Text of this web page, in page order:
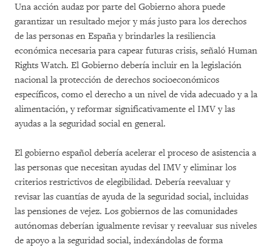
Una acción audaz por parte del Gobierno ahora puede
garantizar un resultado mejor y más justo para los derechos
de las personas en España y brindarles la resiliencia
económica necesaria para capear futuras crisis, señaló Human
Rights Watch. El Gobierno debería incluir en la legislación
nacional la protección de derechos socioeconómicos
específicos, como el derecho a un nivel de vida adecuado y a la
alimentación, y reformar significativamente el IMV y las
ayudas a la seguridad social en general.
El gobierno español debería acelerar el proceso de asistencia a
las personas que necesitan ayudas del IMV y eliminar los
criterios restrictivos de elegibilidad. Debería reevaluar y
revisar las cuantías de ayuda de la seguridad social, incluidas
las pensiones de vejez. Los gobiernos de las comunidades
autónomas deberían igualmente revisar y reevaluar sus niveles
de apoyo a la seguridad social, indexándolas de forma